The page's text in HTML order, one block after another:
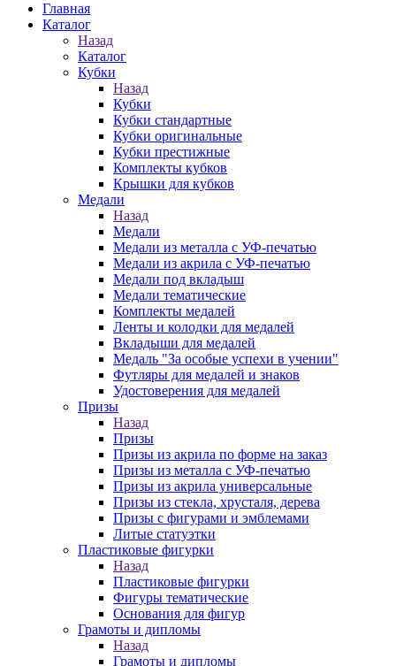
Главная
Каталог
Назад
Каталог
Кубки
Назад
Кубки
Кубки стандартные
Кубки оригинальные
Кубки престижные
Комплекты кубков
Крышки для кубков
Медали
Назад
Медали
Медали из металла с УФ-печатью
Медали из акрила с УФ-печатью
Медали под вкладыш
Медали тематические
Комплекты медалей
Ленты и колодки для медалей
Вкладыши для медалей
Медаль "За особые успехи в учении"
Футляры для медалей и знаков
Удостоверения для медалей
Призы
Назад
Призы
Призы из акрила по форме на заказ
Призы из металла с УФ-печатью
Призы из акрила универсальные
Призы из стекла, хрусталя, дерева
Призы с фигурами и эмблемами
Литые статуэтки
Пластиковые фигурки
Назад
Пластиковые фигурки
Фигуры тематические
Основания для фигур
Грамоты и дипломы
Назад
Грамоты и дипломы